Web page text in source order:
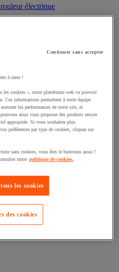
électrique
Continuer sans accepter
à cœur !
les cookies », notre plateforme web va pouvoir
Ces informations permettent à notre équipe
les performances de notre site, et
ainsi vous proposer des produits encore
appropriée. Si vous souhaitez plus
préférences par type de cookies, cliquez sur
sans cookies, vous êtes le bienvenu aussi !
notre politique de cookies.
les cookies
des cookies